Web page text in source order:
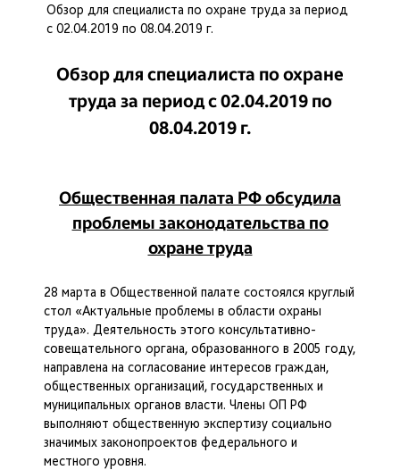
Обзор для специалиста по охране труда за период
с 02.04.2019 по 08.04.2019 г.
Обзор для специалиста по охране
труда за период с 02.04.2019 по
08.04.2019 г.
Общественная палата РФ обсудила
проблемы законодательства по
охране труда
28 марта в Общественной палате состоялся круглый
стол «Актуальные проблемы в области охраны
труда». Деятельность этого консультативно-
совещательного органа, образованного в 2005 году,
направлена на согласование интересов граждан,
общественных организаций, государственных и
муниципальных органов власти. Члены ОП РФ
выполняют общественную экспертизу социально
значимых законопроектов федерального и
местного уровня.